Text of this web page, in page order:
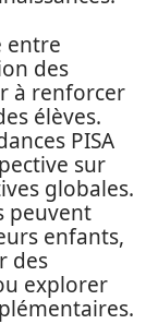
entre
des
à renforcer
élèves.
PISA
sur
globales.
peuvent
enfants,
des
explorer